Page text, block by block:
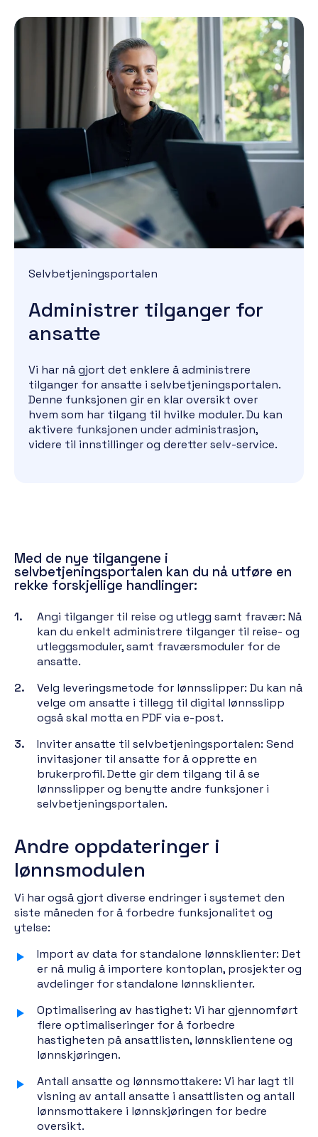
Selvbetjeningsportalen
Administrer tilganger for
ansatte
Vi har nå gjort det enklere å administrere
tilganger for ansatte i selvbetjeningsportalen.
Denne funksjonen gir en klar oversikt over
hvem som har tilgang til hvilke moduler. Du kan
aktivere funksjonen under administrasjon,
videre til innstillinger og deretter selv-service.
Med de nye tilgangene i
selvbetjeningsportalen kan du nå utføre en
rekke forskjellige handlinger:
Angi tilganger til reise og utlegg samt fravær: Nå
kan du enkelt administrere tilganger til reise- og
utleggsmoduler, samt fraværsmoduler for de
ansatte.
Velg leveringsmetode for lønnsslipper: Du kan nå
velge om ansatte i tillegg til digital lønnsslipp
også skal motta en PDF via e-post.
Inviter ansatte til selvbetjeningsportalen: Send
invitasjoner til ansatte for å opprette en
brukerprofil. Dette gir dem tilgang til å se
lønnsslipper og benytte andre funksjoner i
selvbetjeningsportalen.
Andre oppdateringer i
lønnsmodulen
Vi har også gjort diverse endringer i systemet den
siste måneden for å forbedre funksjonalitet og
ytelse:
Import av data for standalone lønnsklienter: Det
er nå mulig å importere kontoplan, prosjekter og
avdelinger for standalone lønnsklienter.
Optimalisering av hastighet: Vi har gjennomført
flere optimaliseringer for å forbedre
hastigheten på ansattlisten, lønnsklientene og
lønnskjøringen.
Antall ansatte og lønnsmottakere: Vi har lagt til
visning av antall ansatte i ansattlisten og antall
lønnsmottakere i lønnskjøringen for bedre
oversikt.